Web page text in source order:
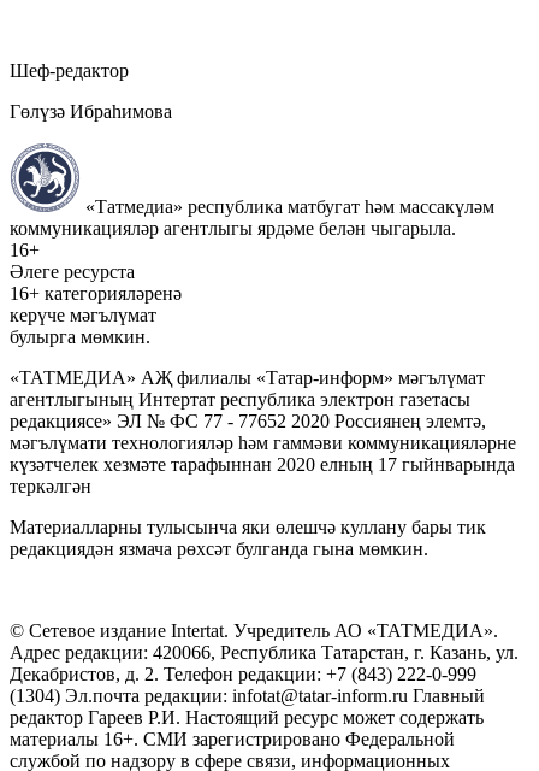
Шеф-редактор
Гөлүзә Ибраһимова
«Татмедиа» республика матбугат һәм массакүләм
коммуникацияләр агентлыгы ярдәме белән чыгарыла.
16+
Әлеге ресурста
16+ категорияләренә
керүче мәгълүмат
булырга мөмкин.
«ТАТМЕДИА» АҖ филиалы «Татар-информ» мәгълүмат
агентлыгының Интертат республика электрон газетасы
редакциясе» ЭЛ № ФС 77 - 77652 2020 Россиянең элемтә,
мәгълүмати технологияләр һәм гаммәви коммуникацияләрне
күзәтчелек хезмәте тарафыннан 2020 елның 17 гыйнварында
теркәлгән
Материалларны тулысынча яки өлешчә куллану бары тик
редакциядән язмача рөхсәт булганда гына мөмкин.
© Сетевое издание Intertat. Учредитель АО «ТАТМЕДИА».
Адрес редакции: 420066, Республика Татарстан, г. Казань, ул.
Декабристов, д. 2. Телефон редакции: +7 (843) 222-0-999
(1304) Эл.почта редакции: infotat@tatar-inform.ru Главный
редактор Гареев Р.И. Настоящий ресурс может содержать
материалы 16+. СМИ зарегистрировано Федеральной
службой по надзору в сфере связи, информационных